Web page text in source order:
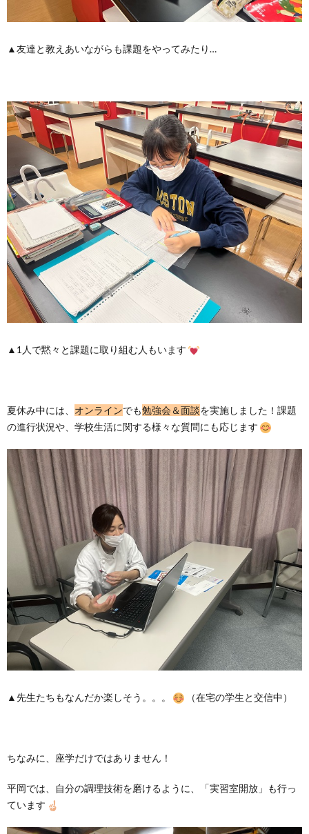
▲友達と教えあいながらも課題をやってみたり…
▲1人で黙々と課題に取り組む人もいます
夏休み中には、 オンラインでも勉強会＆面談を実施しました！課題
の進行状況や、学校生活に関する様々な質問にも応じます
▲先生たちもなんだか楽しそう。。。 （在宅の学生と交信中）
ちなみに、座学だけではありません！
平岡では、自分の調理技術を磨けるように、「実習室開放」も行っ
ています